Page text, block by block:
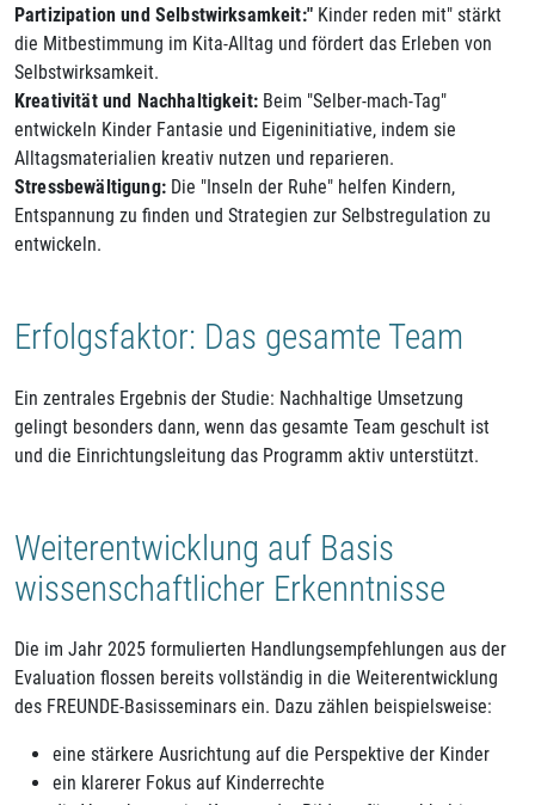
Partizipation und Selbstwirksamkeit:"Kinder reden mit" stärkt
die Mitbestimmung im Kita-Alltag und fördert das Erleben von
Selbstwirksamkeit.
Kreativität und Nachhaltigkeit:Beim "Selber-mach-Tag"
entwickeln Kinder Fantasie und Eigeninitiative, indem sie
Alltagsmaterialien kreativ nutzen und reparieren.
Stressbewältigung:Die "Inseln der Ruhe" helfen Kindern,
Entspannung zu finden und Strategien zur Selbstregulation zu
entwickeln.
Erfolgsfaktor: Das gesamte Team
Ein zentrales Ergebnis der Studie: Nachhaltige Umsetzung
gelingt besonders dann, wenn das gesamte Team geschult ist
und die Einrichtungsleitung das Programm aktiv unterstützt.
Weiterentwicklung auf Basis
wissenschaftlicher Erkenntnisse
Die im Jahr 2025 formulierten Handlungsempfehlungen aus der
Evaluation flossen bereits vollständig in die Weiterentwicklung
des FREUNDE-Basisseminars ein. Dazu zählen beispielsweise:
eine stärkere Ausrichtung auf die Perspektive der Kinder
ein klarerer Fokus auf Kinderrechte